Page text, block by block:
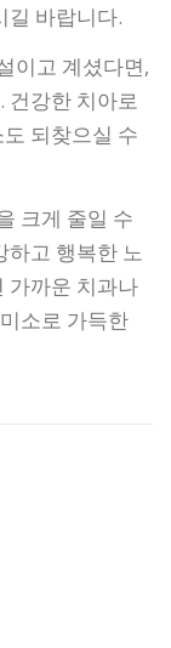
길 바랍니다.
이고 계셨다면,
건강한 치아로
되찾으실 수
크게 줄일 수
하고 행복한 노
가까운 치과나
소로 가득한